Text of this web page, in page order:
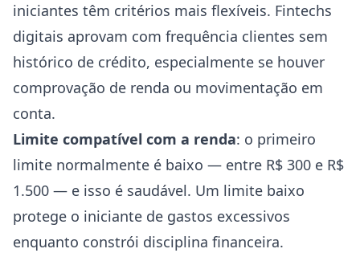
iniciantes têm critérios mais flexíveis. Fintechs
digitais aprovam com frequência clientes sem
histórico de crédito, especialmente se houver
comprovação de renda ou movimentação em
conta.
Limite compatível com a renda: o primeiro
limite normalmente é baixo — entre R$ 300 e R$
1.500 — e isso é saudável. Um limite baixo
protege o iniciante de gastos excessivos
enquanto constrói disciplina financeira.